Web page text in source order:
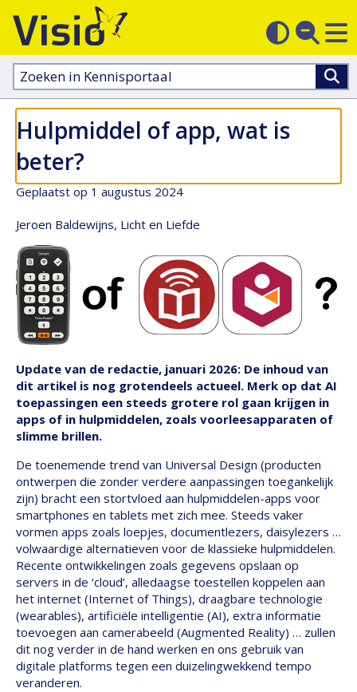
Contrast
Zoeken
in
kennisportaal:
Hulpmiddel of app, wat is
beter?
Geplaatst op 1 augustus 2024
Jeroen Baldewijns, Licht en Liefde
Update van de redactie, januari 2026: De inhoud van
dit artikel is nog grotendeels actueel. Merk op dat AI
toepassingen een steeds grotere rol gaan krijgen in
apps of in hulpmiddelen, zoals voorleesapparaten of
slimme brillen.
De toenemende trend van Universal Design (producten
ontwerpen die zonder verdere aanpassingen toegankelijk
zijn) bracht een stortvloed aan hulpmiddelen-apps voor
smartphones en tablets met zich mee. Steeds vaker
vormen apps zoals loepjes, documentlezers, daisylezers …
volwaardige alternatieven voor de klassieke hulpmiddelen.
Recente ontwikkelingen zoals gegevens opslaan op
servers in de ‘cloud’, alledaagse toestellen koppelen aan
het internet (Internet of Things), draagbare technologie
(wearables), artificiële intelligentie (AI), extra informatie
toevoegen aan camerabeeld (Augmented Reality) … zullen
dit nog verder in de hand werken en ons gebruik van
digitale platforms tegen een duizelingwekkend tempo
veranderen.